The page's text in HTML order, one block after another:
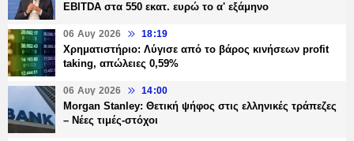
EBITDA στα 550 εκατ. ευρώ το α' εξάμηνο
06 Αυγ 2026 18:19
Χρηματιστήριο: Λύγισε από το βάρος κινήσεων profit
taking, απώλειες 0,59%
06 Αυγ 2026 14:00
Morgan Stanley: Θετική ψήφος στις ελληνικές τράπεζες
– Νέες τιμές-στόχοι